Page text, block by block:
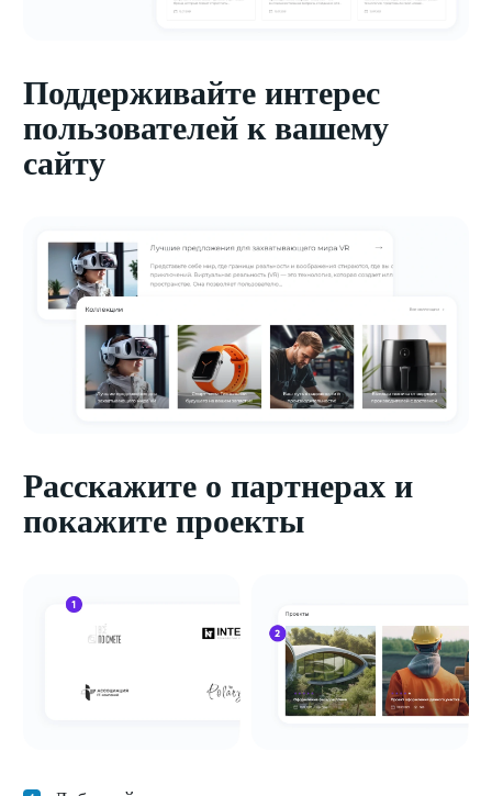
Поддерживайте интерес
пользователей к вашему
сайту
Расскажите о партнерах и
покажите проекты